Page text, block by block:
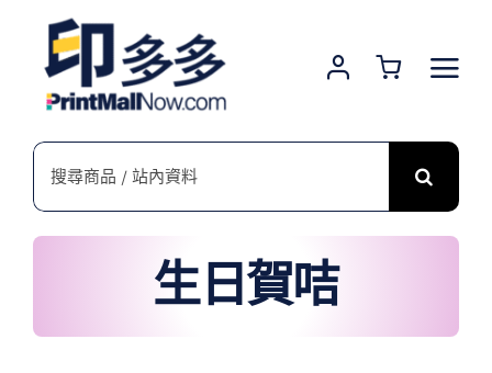
content
搜
生日賀咭